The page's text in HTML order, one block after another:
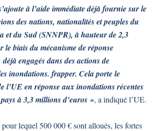
à l’aide immédiate déjà fournie sur le
des nations, nationalités et peuples du
et du Sud (SNNPR), à hauteur de 2,3
le biais du mécanisme de réponse
engagés dans des actions de
inondations. frapper. Cela porte le
l’UE en réponse aux inondations récentes
à 3,3 millions d’euros », a indiqué l’UE.
lequel 500 000 € sont alloués, les fortes